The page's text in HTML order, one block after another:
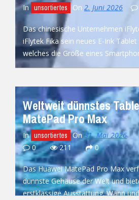
In unsortiertes On 2. Juni 2026
Das chinesische Unternehmen
iFlytek Fika sein neues E-Ink
welches die Größe eines
READ MORE
Weltweit dünnstes
MatePad Pro Max
In unsortiertes On31. Mai 2026
0
211 0
Das Huawei MatePad Pro Max
dünnste Gehäuse der Welt und
erstklassige Ausstattung. Wann